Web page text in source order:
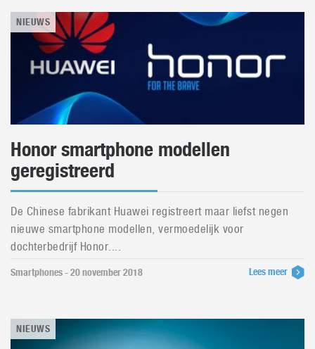
NIEUWS
Honor smartphone modellen
geregistreerd
De Chinese fabrikant Huawei registreert maar liefst negen
nieuwe smartphone modellen, vermoedelijk voor
dochterbedrijf Honor....
Smartphones - 20 november 2018 Lees meer
NIEUWS